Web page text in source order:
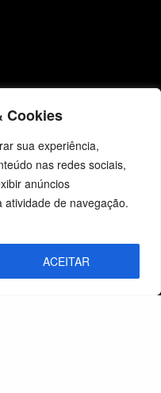
Cookies
sua experiência,
nas redes sociais,
anúncios
de navegação.
ACEITAR